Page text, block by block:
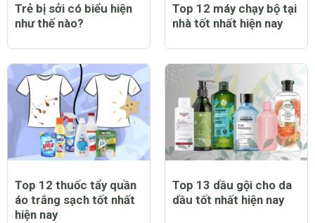
Trẻ bị sởi có biểu hiện
như thế nào?
Top 12 máy chạy bộ tại
nhà tốt nhất hiện nay
Top 12 thuốc tẩy quần
áo trắng sạch tốt nhất
hiện nay
Top 13 dầu gội cho da
dầu tốt nhất hiện nay